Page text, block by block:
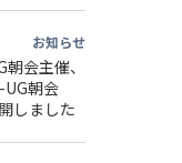
お知らせ
会主催、
UG朝会
しました